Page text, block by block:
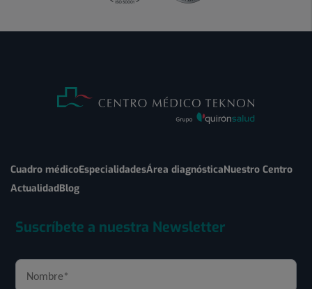
Cuadro médicoEspecialidadesÁrea diagnósticaNuestro Centro
ActualidadBlog
Suscríbete a nuestra Newsletter